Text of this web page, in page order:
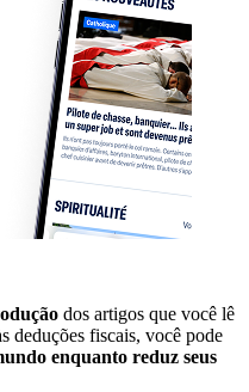
dos artigos que você lê
deduções fiscais, você pode
enquanto reduz seus